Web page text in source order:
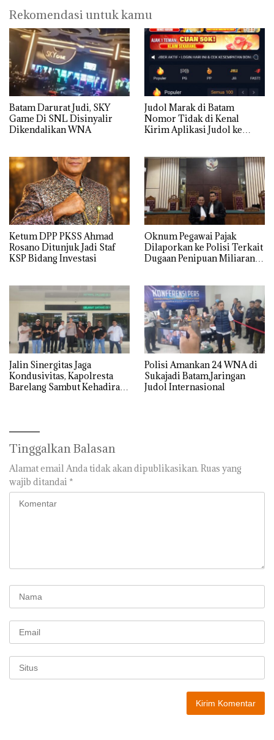
Rekomendasi untuk kamu
Batam Darurat Judi, SKY
Game Di SNL Disinyalir
Dikendalikan WNA
Judol Marak di Batam
Nomor Tidak di Kenal
Kirim Aplikasi Judol ke
Ketum DPP PKSS Ahmad
Rosano Ditunjuk Jadi Staf
KSP Bidang Investasi
Oknum Pegawai Pajak
Dilaporkan ke Polisi Terkait
Dugaan Penipuan Miliaran
Jalin Sinergitas Jaga
Kondusivitas, Kapolresta
Barelang Sambut Kehadiran
Polisi Amankan 24 WNA di
Sukajadi Batam,Jaringan
Judol Internasional
Tinggalkan Balasan
Alamat email Anda tidak akan dipublikasikan. Ruas yang
wajib ditandai *